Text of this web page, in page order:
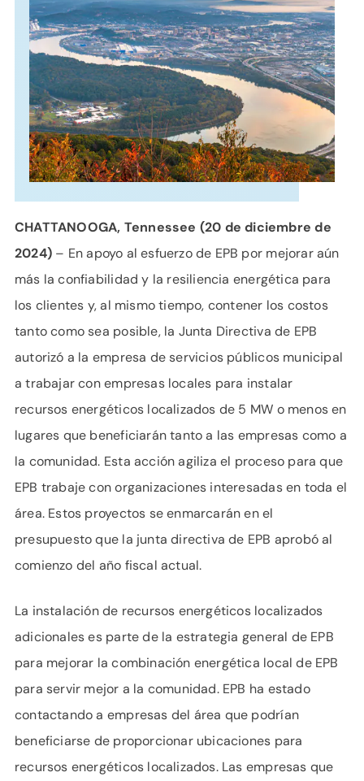
CHATTANOOGA, Tennessee (20 de diciembre de
2024) – En apoyo al esfuerzo de EPB por mejorar aún
más la confiabilidad y la resiliencia energética para
los clientes y, al mismo tiempo, contener los costos
tanto como sea posible, la Junta Directiva de EPB
autorizó a la empresa de servicios públicos municipal
a trabajar con empresas locales para instalar
recursos energéticos localizados de 5 MW o menos en
lugares que beneficiarán tanto a las empresas como a
la comunidad. Esta acción agiliza el proceso para que
EPB trabaje con organizaciones interesadas en toda el
área. Estos proyectos se enmarcarán en el
presupuesto que la junta directiva de EPB aprobó al
comienzo del año fiscal actual.
La instalación de recursos energéticos localizados
adicionales es parte de la estrategia general de EPB
para mejorar la combinación energética local de EPB
para servir mejor a la comunidad. EPB ha estado
contactando a empresas del área que podrían
beneficiarse de proporcionar ubicaciones para
recursos energéticos localizados. Las empresas que